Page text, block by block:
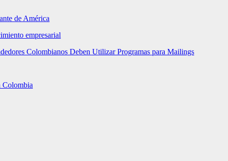
de América
empresarial
Colombianos Deben Utilizar Programas para Mailings
Colombia